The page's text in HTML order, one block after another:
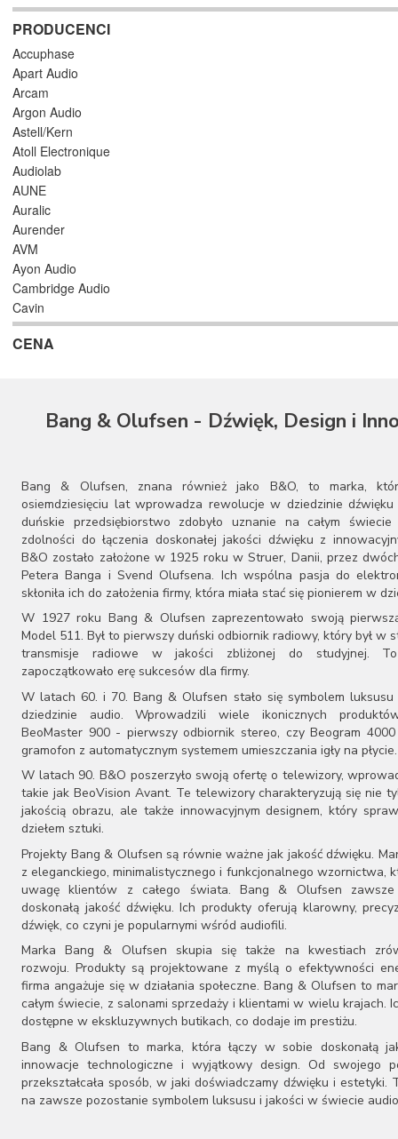
PRODUCENCI
Accuphase
Apart Audio
Arcam
Argon Audio
Astell/Kern
Atoll Electronique
Audiolab
AUNE
Auralic
Aurender
AVM
Ayon Audio
Cambridge Audio
Cayin
Chord
Cocktail Audio
Esoteric Audio
FiiO
Gold Note
Heed Audio
iFi Audio
JBL
Klipsch
Leak
Leema
Magnetar
Marantz
Matrix Audio
MEE audio
Moon by Simaudio
Musical Fidelity
Mytek
Naim Audio
Onkyo
Primare
Pro-Ject
PS Audio
Roksan
ROON LABS
Ruark Audio
Shanling
Silent Angel
S.M.S.L
SVS
Synergistic Research
Synthesis
Taga
Teac
Topping
Triangle
CENA
Bang & Olufsen - Dźwięk, Design i
Bang & Olufsen, znana również jako B&O, to marka,
osiemdziesięciu lat wprowadza rewolucje w dziedzinie
duńskie przedsiębiorstwo zdobyło uznanie na całym
zdolności do łączenia doskonałej jakości dźwięku z
B&O zostało założone w 1925 roku w Struer, Danii, przez
Petera Banga i Svend Olufsena. Ich wspólna pasja do
skłoniła ich do założenia firmy, która miała stać się pionierem w
W 1927 roku Bang & Olufsen zaprezentowało swoją
Model 511. Był to pierwszy duński odbiornik radiowy, który był w
transmisje radiowe w jakości zbliżonej do studyjnej.
zapoczątkowało erę sukcesów dla firmy.
W latach 60. i 70. Bang & Olufsen stało się symbolem
dziedzinie audio. Wprowadzili wiele ikonicznych
BeoMaster 900 - pierwszy odbiornik stereo, czy Beogram
gramofon z automatycznym systemem umieszczania igły na płycie.
W latach 90. B&O poszerzyło swoją ofertę o telewizory,
takie jak BeoVision Avant. Te telewizory charakteryzują się nie
jakością obrazu, ale także innowacyjnym designem, który
dziełem sztuki.
Projekty Bang & Olufsen są równie ważne jak jakość dźwięku.
z eleganckiego, minimalistycznego i funkcjonalnego wzornictwa,
uwagę klientów z całego świata. Bang & Olufsen
doskonałą jakość dźwięku. Ich produkty oferują klarowny,
dźwięk, co czyni je popularnymi wśród audiofili.
Marka Bang & Olufsen skupia się także na kwestiach
rozwoju. Produkty są projektowane z myślą o efektywności
firma angażuje się w działania społeczne. Bang & Olufsen to
całym świecie, z salonami sprzedaży i klientami w wielu krajach.
dostępne w ekskluzywnych butikach, co dodaje im prestiżu.
Bang & Olufsen to marka, która łączy w sobie doskonałą
innowacje technologiczne i wyjątkowy design. Od swojego
przekształcała sposób, w jaki doświadczamy dźwięku i estetyki.
na zawsze pozostanie symbolem luksusu i jakości w świecie